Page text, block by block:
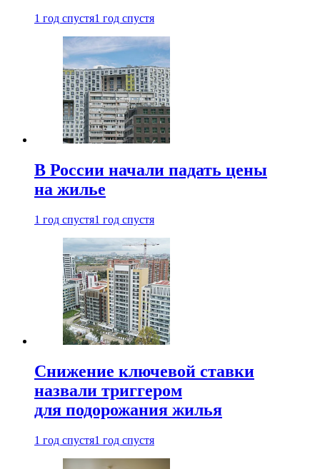
1 год спустя1 год спустя
В России начали падать цены
на жилье
1 год спустя1 год спустя
Снижение ключевой ставки
назвали триггером
для подорожания жилья
1 год спустя1 год спустя